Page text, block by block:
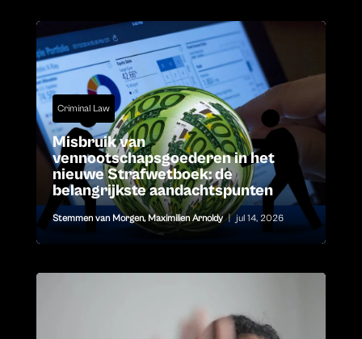
Criminal Law
Misbruik van
vennootschapsgoederen in het
nieuwe Strafwetboek: de
belangrijkste aandachtspunten
Stemmen van Morgen, Maximilien Arnoldy | jul 14, 2026